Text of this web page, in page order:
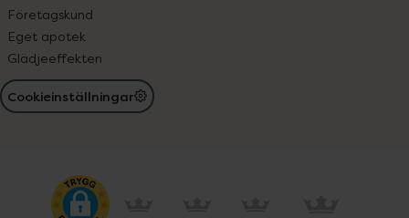
Företagskund
Eget apotek
Glädjeeffekten
Cookieinställningar